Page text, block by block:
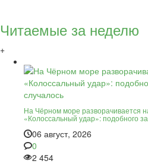
Читаемые за неделю
+
На Чёрном море разворачивается
«Колоссальный удар»: подобного
06 август, 2026
0
2 454